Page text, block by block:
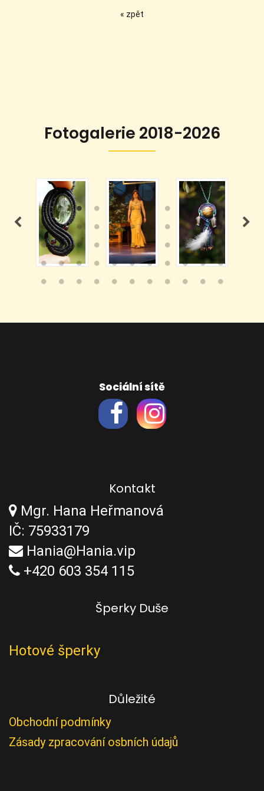
« zpět
Fotogalerie 2018-2026
Sociální sítě
Kontakt
Mgr. Hana Heřmanová
IČ: 75933179
Hania@Hania.vip
+420 603 354 115
Šperky Duše
Hotové šperky
Důležité
Obchodní podmínky
Zásady zpracování osbních údajů